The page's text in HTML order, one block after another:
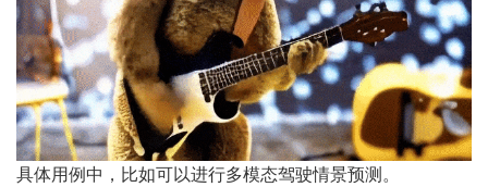
具体用例中，比如可以进行多模态驾驶情景预测。